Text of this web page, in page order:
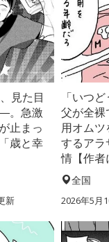
見た目
。急激
止まっ
歳と幸
新
「いつ
父が全
用オム
するアラ
情【作者
全国
2026年5月